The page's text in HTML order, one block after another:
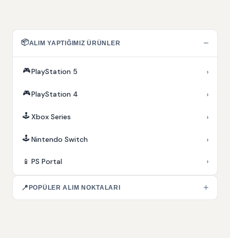
📦ALIM YAPTIĞIMIZ ÜRÜNLER −
🎮PlayStation 5 ›
🎮PlayStation 4 ›
🕹️ Xbox Series ›
🕹️ Nintendo Switch ›
📱 PS Portal ›
📍 POPÜLER ALIM NOKTALARI +